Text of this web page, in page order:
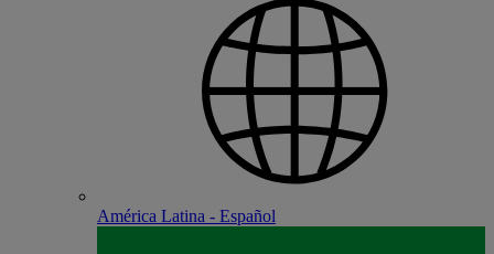
América Latina - Español